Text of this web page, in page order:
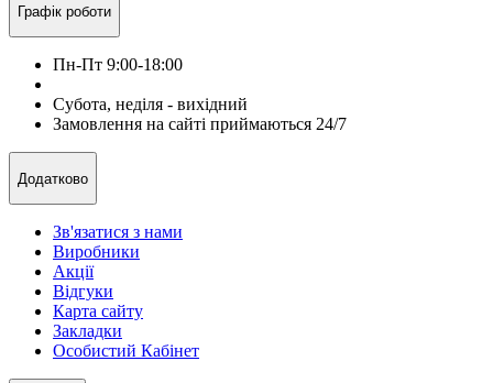
Графік роботи
Пн-Пт 9:00-18:00
Субота, неділя - вихідний
Замовлення на сайті приймаються 24/7
Додатково
Зв'язатися з нами
Виробники
Акції
Відгуки
Карта сайту
Закладки
Особистий Кабінет